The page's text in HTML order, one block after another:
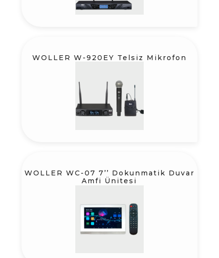
WOLLER W-920EY Telsiz Mikrofon
WOLLER WC-07 7’’ Dokunmatik Duvar
Amfi Ünitesi